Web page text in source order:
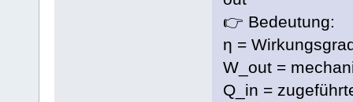
👉 Bedeutung:
η =
W_out =
Q_in =